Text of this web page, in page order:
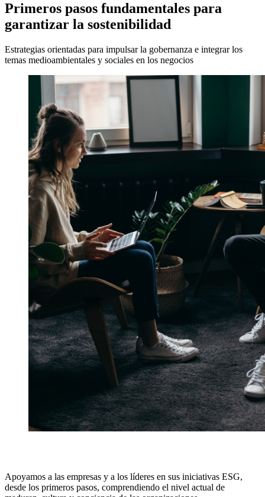
Primeros pasos fundamentales para
garantizar la sostenibilidad
Estrategias orientadas para impulsar la gobernanza e integrar los
temas medioambientales y sociales en los negocios
Apoyamos a las empresas y a los líderes en sus iniciativas ESG,
desde los primeros pasos, comprendiendo el nivel actual de